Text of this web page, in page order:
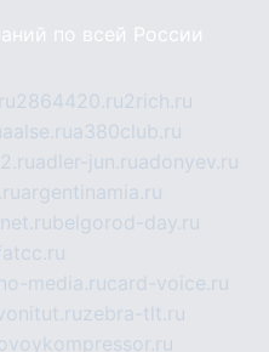
по всей России
2864420.ru2rich.ru
aalse.rua380club.ru
adler-jun.ruadonyev.ru
argentinamia.ru
belgorod-day.ru
media.rucard-voice.ru
zebra-tlt.ru